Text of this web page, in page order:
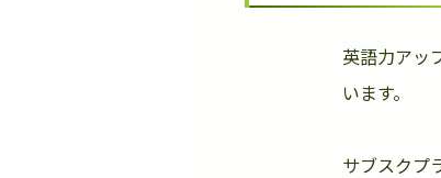
英語力アッ
います。
サブスクプ